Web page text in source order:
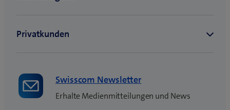
Swisscom Newsletter
Erhalte Medienmitteilungen und News